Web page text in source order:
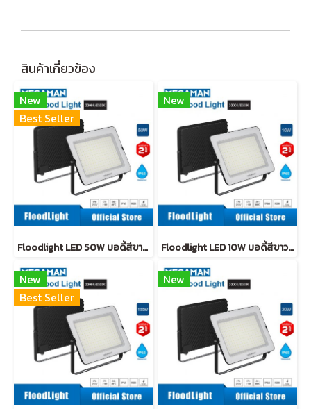
สินค้าเกี่ยวข้อง
New
Best Seller
Floodlight LED 50W บอดี้สีขาว IP65 (กันน้ำ)
New
Floodlight LED 10W บอดี้สีขาว IP65 (กันน้ำ)
New
Best Seller
New